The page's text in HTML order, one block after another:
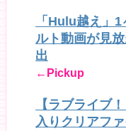
「Hulu越え」
ルト動画が見
出
←Pickup
【ラブライブ
入りクリアフ